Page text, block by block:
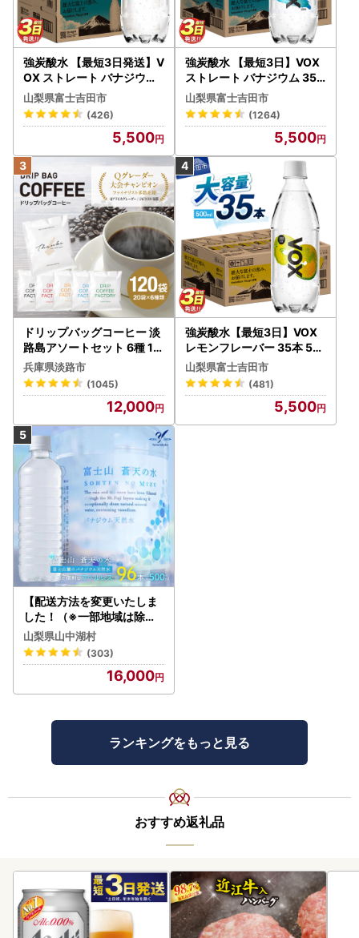
強炭酸水 【最短3日発送】V
OX ストレート バナジウム
強炭酸水 35本 500ml ラベ
ルレス【富士吉田市限定カ
ートン】 炭酸
山梨県富士吉田市
(426)
5,500
強炭酸水 【最短3日】VOX
ストレート バナジウム 35
本 500ml 【富士吉田市限
定カートン】炭酸
山梨県富士吉田市
(1264)
5,500
ドリップバッグコーヒー 淡
路島アソートセット 6種 12
0袋 飲み比べ コーヒー
兵庫県淡路市
(1045)
12,000
強炭酸水【最短3日】VOX
レモンフレーバー 35本 50
0ml 【富士吉田市限定カー
トン】炭酸
山梨県富士吉田市
(481)
5,500
【配送方法を変更いたしま
した！（※一部地域は除く
）】＜ラベルレス＞富士山
蒼天の水 500ml×96本（４
ケース）YC001
山梨県山中湖村
(303)
16,000
ランキングをもっと見る
おすすめ返礼品